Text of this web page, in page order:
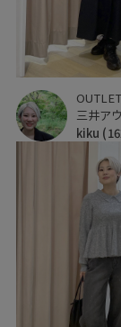
OUTLET
kiku